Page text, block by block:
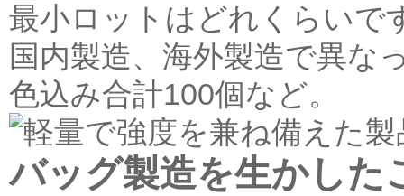
最小ロットはどれくらいで
国内製造、海外製造で異な
色込み合計100個など。
バッグ製造を生かした